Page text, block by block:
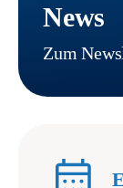
News
Zum